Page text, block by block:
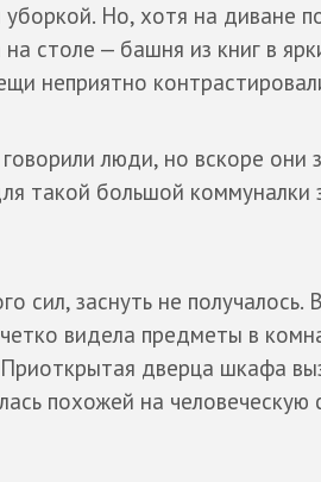
Но, хотя на диване
столе — башня из книг в
неприятно
люди, но вскоре они
такой большой коммуналки
сил, заснуть не получалось.
видела предметы в
дверца шкафа
похожей на человеческую